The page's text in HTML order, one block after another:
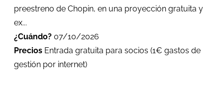
preestreno de Chopin, en una proyección gratuita y
ex...
¿Cuándo? 07/10/2026
Precios Entrada gratuita para socios (1€ gastos de
gestión por internet)